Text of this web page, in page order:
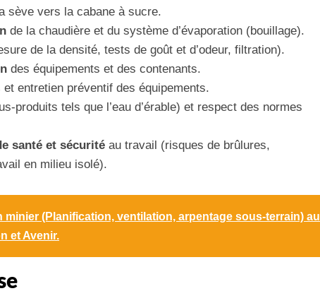
sève vers la cabane à sucre.
de la chaudière et du système d’évaporation (bouillage).
de la densité, tests de goût et d’odeur, filtration).
des équipements et des contenants.
et entretien préventif des équipements.
produits tels que l’eau d’érable) et respect des normes
santé et sécurité au travail (risques de brûlures,
en milieu isolé).
minier (Planification, ventilation, arpentage sous-terrain) au
et Avenir.